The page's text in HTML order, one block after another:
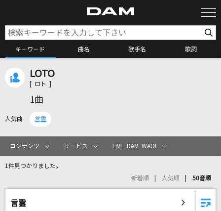
キーワード 曲名 歌手名 歌詞
カラオケリクエスト
LOTO
[ ロト ]
1曲
人気曲 言霊
コンテンツ サービス LIVE DAM WAO!
1件見つかりました。
新着順 人気順 50音順
言霊